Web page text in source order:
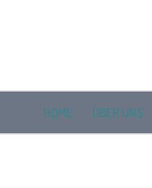
HOME ÜBER UNS